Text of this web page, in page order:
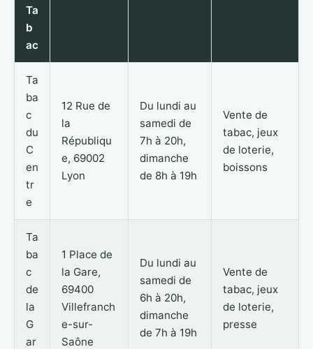
Ta
b
ac
Ta
ba
c
du
C
en
tr
e
12 Rue de
la
Républiqu
e, 69002
Lyon
Du lundi au
samedi de
7h à 20h,
dimanche
de 8h à 19h
Vente de
tabac, jeux
de loterie,
boissons
Ta
ba
c
de
la
G
ar
1 Place de
la Gare,
69400
Villefranch
e-sur-
Saône
Du lundi au
samedi de
6h à 20h,
dimanche
de 7h à 19h
Vente de
tabac, jeux
de loterie,
presse